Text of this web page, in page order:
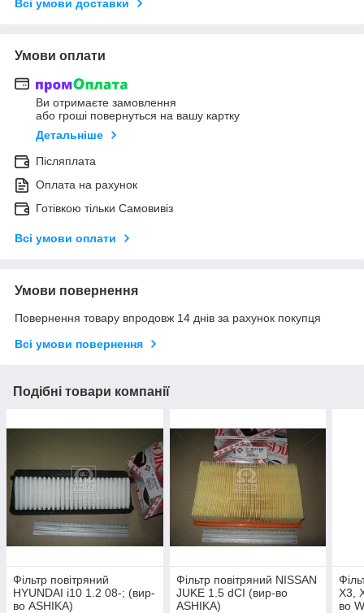
Всі умови доставки
Умови оплати
Ви отримаєте замовлення
або гроші повернуться на вашу картку
Детальніше
Післяплата
Оплата на рахунок
Готівкою тільки Самовивіз
Всі умови оплати
Умови повернення
Повернення товару впродовж 14 днів за рахунок покупця
Всі умови повернення
Подібні товари компанії
Фільтр повітряний
HYUNDAI i10 1.2 08-; (вир-
во ASHIKA)
Фільтр повітряний NISSAN
JUKE 1.5 dCI (вир-во
ASHIKA)
X3,
во